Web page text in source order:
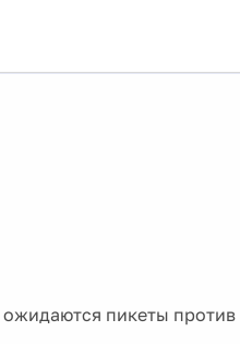
пикеты против